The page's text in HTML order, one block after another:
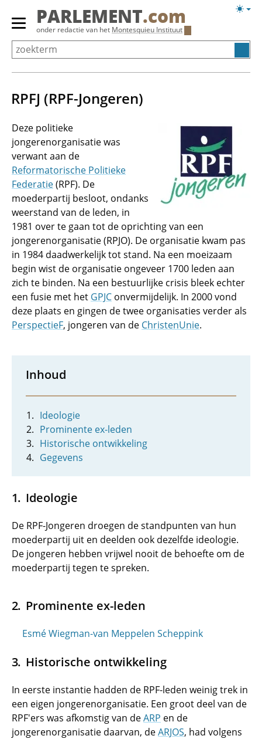
Overslaan
Primair
menu
tonen/verbergen
PARLEMENT.com
onder redactie van het Montesquieu Instituut
RPFJ (RPF-Jongeren)
Deze politieke
jongerenorganisatie was
verwant aan de
Reformatorische Politieke
Federatie(RPF). De
moederpartij besloot, ondanks
weerstand van de leden, in
1981 over te gaan tot de oprichting van een
jongerenorganisatie (RPJO). De organisatie kwam pas
in 1984 daadwerkelijk tot stand. Na een moeizaam
begin wist de organisatie ongeveer 1700 leden aan
zich te binden. Na een bestuurlijke crisis bleek echter
een fusie met het GPJC onvermijdelijk. In 2000 vond
deze plaats en gingen de twee organisaties verder als
PerspectieF, jongeren van de ChristenUnie.
Inhoud
Ideologie
Prominente ex-leden
Historische ontwikkeling
Gegevens
Ideologie
De RPF-Jongeren droegen de standpunten van hun
moederpartij uit en deelden ook dezelfde ideologie.
De jongeren hebben vrijwel nooit de behoefte om de
moederpartij tegen te spreken.
Prominente ex-leden
Esmé Wiegman-van Meppelen Scheppink
Historische ontwikkeling
In eerste instantie hadden de RPF-leden weinig trek in
een eigen jongerenorganisatie. Een groot deel van de
RPF'ers was afkomstig van deARP en de
jongerenorganisatie daarvan, deARJOS, had volgens